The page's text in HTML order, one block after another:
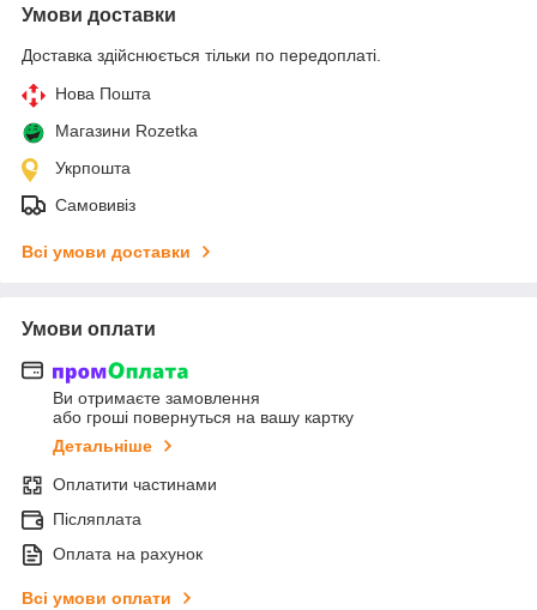
Умови доставки
Доставка здійснюється тільки по передоплаті.
Нова Пошта
Магазини Rozetka
Укрпошта
Самовивіз
Всі умови доставки
Умови оплати
Ви отримаєте замовлення
або гроші повернуться на вашу картку
Детальніше
Оплатити частинами
Післяплата
Оплата на рахунок
Всі умови оплати